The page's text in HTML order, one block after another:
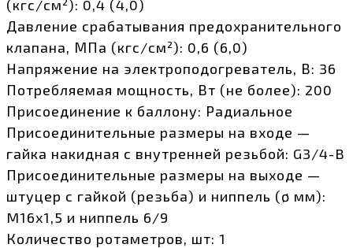
(кгс/см²): 0,4 (4,0)
Давление срабатывания предохранительного
клапана, МПа (кгс/см²): 0,6 (6,0)
Напряжение на электроподогреватель, В: 36
Потребляемая мощность, Вт (не более): 200
Присоединение к баллону: Радиальное
Присоединительные размеры на входе —
гайка накидная с внутренней резьбой: G3/4-B
Присоединительные размеры на выходе —
штуцер с гайкой (резьба) и ниппель (ø мм):
M16х1,5 и ниппель 6/9
Количество ротаметров, шт: 1